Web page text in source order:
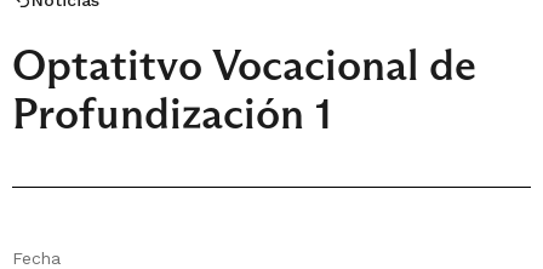
Optatitvo Vocacional de
Profundización 1
Fecha